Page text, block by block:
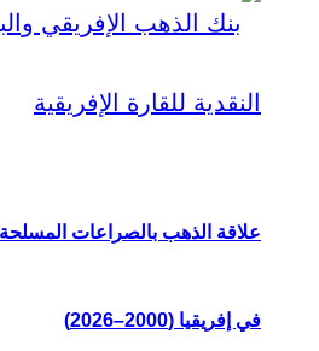
علاقة الذهب بالصراعات المسلحة
في إفريقيا (2000–2026)